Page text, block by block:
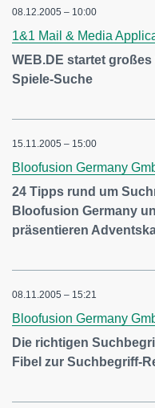
08.12.2005 – 10:00
1&1 Mail & Media
WEB.DE startet
Spiele-Suche
15.11.2005 – 15:00
Bloofusion Germany
24 Tipps rund um
Bloofusion Germany
präsentieren
08.11.2005 – 15:21
Bloofusion Germany
Die richtigen
Fibel zur Suchbegriff-